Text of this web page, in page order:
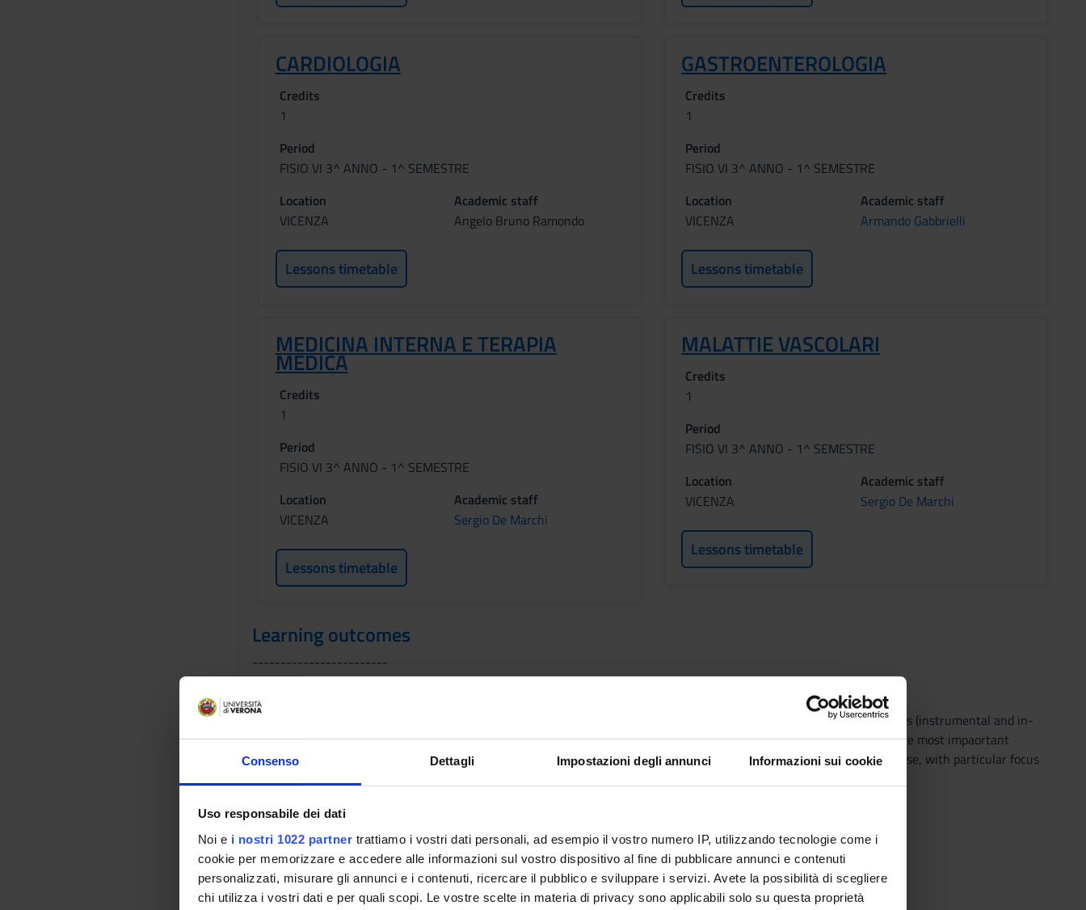
Consenso Dettagli Impostazioni degli annunci Informazioni sui cookie
Uso responsabile dei dati
Noi e i nostri 1022 partner trattiamo i vostri dati personali, ad esempio il vostro numero IP, utilizzando tecnologie come i
cookie per memorizzare e accedere alle informazioni sul vostro dispositivo al fine di pubblicare annunci e contenuti
personalizzati, misurare gli annunci e i contenuti, ricercare il pubblico e sviluppare i servizi. Avete la possibilità di scegliere
chi utilizza i vostri dati e per quali scopi. Le vostre scelte in materia di privacy sono applicabili solo su questa proprietà
CARDIOLOGIA
Credits
1
Period
FISIO VI 3^ ANNO - 1^ SEMESTRE
Location
VICENZA
Academic staff
Angelo Bruno Ramondo
Lessons timetable
GASTROENTEROLOGIA
Credits
1
Period
FISIO VI 3^ ANNO - 1^ SEMESTRE
Location
VICENZA
Academic staff
Armando Gabbrielli
Lessons timetable
MEDICINA INTERNA E TERAPIA
MEDICA
Credits
1
Period
FISIO VI 3^ ANNO - 1^ SEMESTRE
Location
VICENZA
Academic staff
Sergio De Marchi
Lessons timetable
MALATTIE VASCOLARI
Credits
1
Period
FISIO VI 3^ ANNO - 1^ SEMESTRE
Location
VICENZA
Academic staff
Sergio De Marchi
Lessons timetable
Learning outcomes
------------------------
MM: CARDIOLOGIA
------------------------
To discuss and analyse the most frequent cardiovascular diseases. To know the most important diagnostic investigations (instrumental and in-
laboratory) in the differential diagnosis of cardiovascular diseases. To know the indications, the roles and the goals of the most impaortant
rehabilitation programs, To know the most prominent issue in quality of life of patients affected by cardiovascular disease, with particular focus
on rehabiltation.
MM: MALATTIE DELL'APPARATO RESPIRATORIO
------------------------
------------------------
MM: GASTROENTEROLOGIA